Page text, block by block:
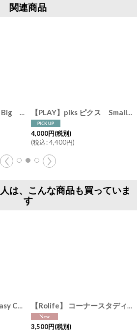
関連商品
76437] [GZKP
【PLAY】piks ピクス Small スモールキット フランス発のバランスゲーム 知育玩具 関心力 集中力 【 ooh noo 】木製 メモリーゲーム オーノー ベビー おもちゃ 知育玩具 カード 神経衰弱
4,000円(税別)
(税込:4,400円
は、こんな商品も買っていま
す
【Rolife】Magic Fantasy Corner マジックファンタジーコーナー Book Nook ブックヌーク 英語版説明書 ウッドパズル ミニチュア ブックエンド DIY 【Rolife】 コーナースタディ Silent Corner Study Book Nook ブックヌーク 英語版説明書 ウッドパズル ミニチュア ブックエンド DIY
3,500円(税別)